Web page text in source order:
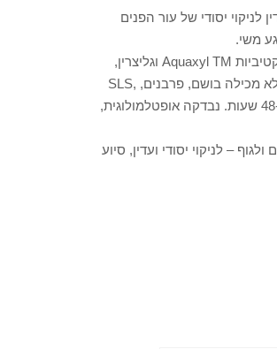
יסודי של עור הפנים
משי.
הפורמולה הייחודית מועשרת בשמן כותנה, תמצית אלוורה, פרו ויטמין B5, ומשלבת באפקטיביות Aquaxyl TM וגליצרין,
להענקת לחות מיידית ולאורך זמן. היא איננה שמנונית ומותירה את העור רך וחלק למגע, לא מכילה בושם, פרבנים, SLS,
SLES, עברה בהצלחה מבדק ULTRA SENSITIVE לעור רגיש במיוחד, ומעניקה לחות ל-48 שעות. נבדקה אופטלמולוגית,
– לניקוי יסודי ועדין, סיוע